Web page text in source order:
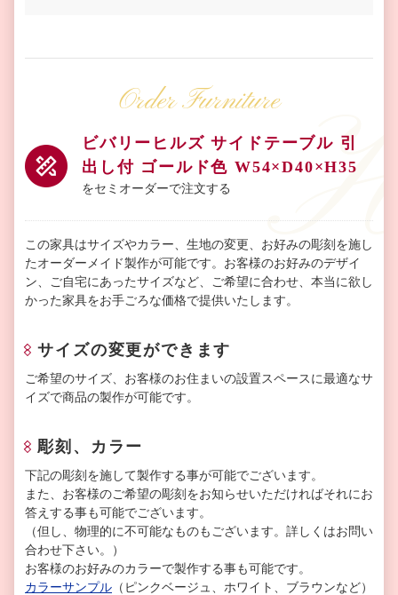
Order Furniture
ビバリーヒルズ サイドテーブル 引
出し付 ゴールド色 W54×D40×H35
をセミオーダーで注文する
この家具はサイズやカラー、生地の変更、お好みの彫刻を施し
たオーダーメイド製作が可能です。お客様のお好みのデザイ
ン、ご自宅にあったサイズなど、ご希望に合わせ、本当に欲し
かった家具をお手ごろな価格で提供いたします。
サイズの変更ができます
ご希望のサイズ、お客様のお住まいの設置スペースに最適なサ
イズで商品の製作が可能です。
彫刻、カラー
下記の彫刻を施して製作する事が可能でございます。
また、お客様のご希望の彫刻をお知らせいただければそれにお
答えする事も可能でございます。
（但し、物理的に不可能なものもございます。詳しくはお問い
合わせ下さい。）
お客様のお好みのカラーで製作する事も可能です。
カラーサンプル （ピンクベージュ、ホワイト、ブラウンなど）